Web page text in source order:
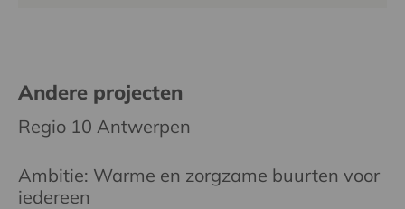
Andere projecten
Regio 10 Antwerpen
Ambitie: Warme en zorgzame buurten voor
iedereen